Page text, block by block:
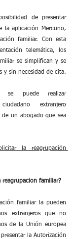
de presentar
la aplicación Mercurio,
familiar. Con esta
telemática, los
se simplifican y se
y sin necesidad de cita.
se puede realizar
extranjero
un abogado que sea
la reagrupación
reagrupacion familiar?
familiar la pueden
extranjeros que no
de la Unión europea
la Autorización